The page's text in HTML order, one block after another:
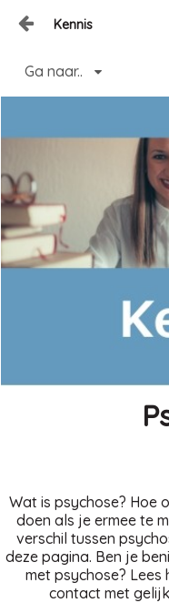
Kennis
Home
Hulp en
Over ons
.
Ga naar..
Wat is psychose? Hoe
doen als je ermee te
verschil tussen
deze pagina. Ben je
met psychose? Lees
contact met